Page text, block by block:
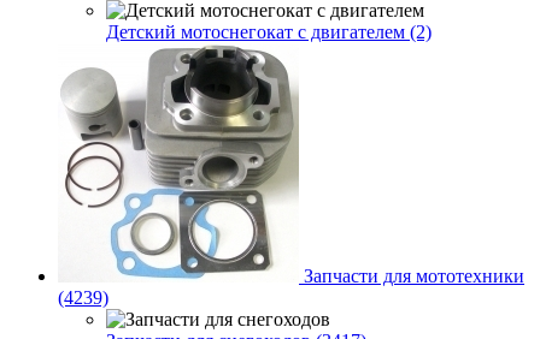
Детский мотоснегокат с двигателем (2)
Запчасти для мототехники
(4239)